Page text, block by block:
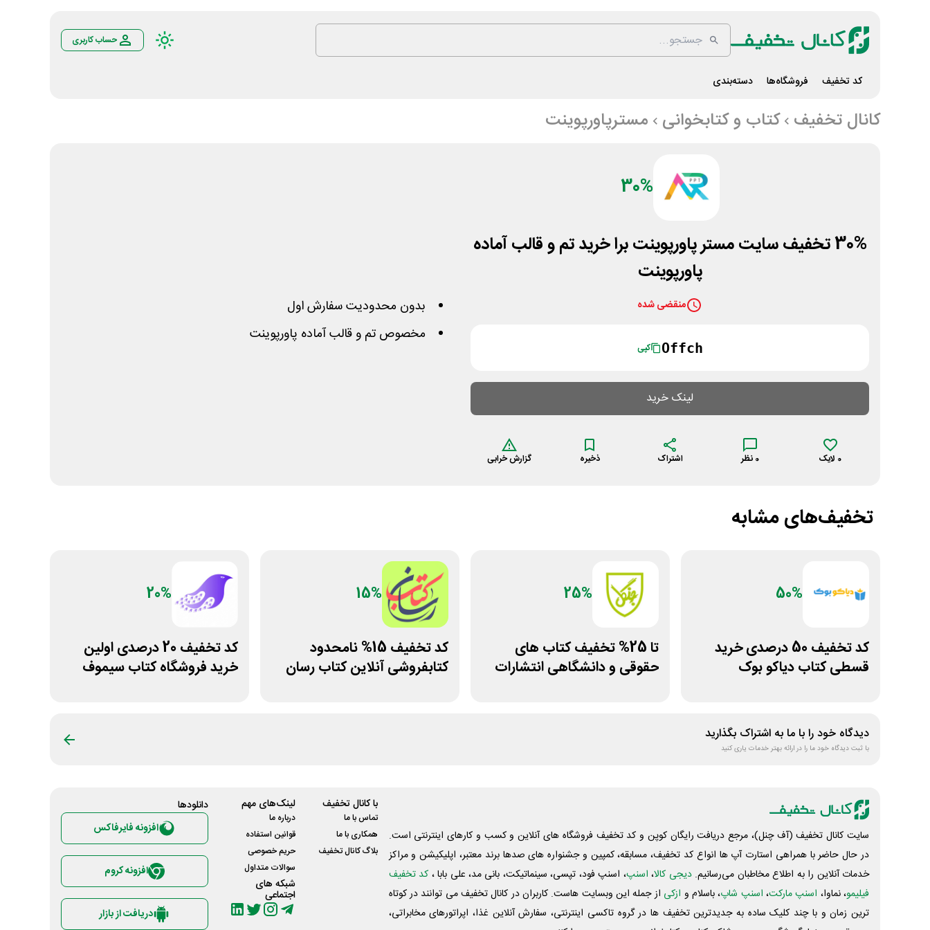
حساب کاربری
کد تخفیف فروشگاه‌ها دسته‌بندی
کانال تخفیف کتاب و کتابخوانی مسترپاورپوینت
30%
30% تخفیف سایت مستر پاورپوینت برا خرید تم و قالب آماده
پاورپوینت
منقضی شده
Offch کپی
لینک خرید
0 لایک 0 نظر اشتراک ذخیره گزارش خرابی
بدون محدودیت سفارش اول
مخصوص تم و قالب آماده پاورپوینت
تخفیف‌های مشابه
50%
کد تخفیف 50 درصدی خرید
قسطی کتاب دیاکو بوک
25%
تا 25% تخفیف کتاب های
حقوقی و دانشگاهی انتشارات
15%
کد تخفیف 15% نامحدود
کتابفروشی آنلاین کتاب رسان
20%
کد تخفیف 20 درصدی اولین
خرید فروشگاه کتاب سیموف
دیدگاه خود را با ما به اشتراک بگذارید
با ثبت دیدگاه خود ما را در ارائه بهتر خدمات یاری کنید
سایت کانال تخفیف (آف چنل)، مرجع دریافت رایگان کوپن و کد تخفیف فروشگاه های آنلاین و کسب و‌ کارهای اینترنتی است.
در حال حاضر با همراهی استارت آپ ها انواع کد تخفیف، مسابقه، کمپین و جشنواره های صدها برند معتبر، اپلیکیشن و مراکز
خدمات آنلاین را به اطلاع مخاطبان می‌رسانیم. دیجی کالا، اسنپ، اسنپ فود، تپسی، سینماتیکت، بانی مد، علی‌ بابا ، کد تخفیف
فیلیمو، نماوا، اسنپ مارکت، اسنپ شاپ، باسلام و ازکی از جمله این وبسایت ‌هاست. کاربران در کانال تخفیف می توانند در کوتاه
ترین زمان و با چند کلیک ساده به جدیدترین تخفیف ها در گروه تاکسی اینترنتی، سفارش آنلاین غذا، اپراتورهای مخابراتی،
با کانال تخفیف
تماس با ما
همکاری با ما
بلاگ کانال تخفیف
لینک‌های مهم
درباره ما
قوانین استفاده
حریم خصوصی
سوالات متداول
شبکه های
اجتماعی
دانلود‌ها
افزونه فایرفاکس
افزونه کروم
دریافت از بازار